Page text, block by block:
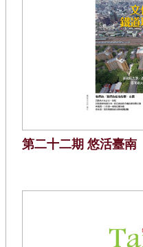
第二十二期 悠活臺南